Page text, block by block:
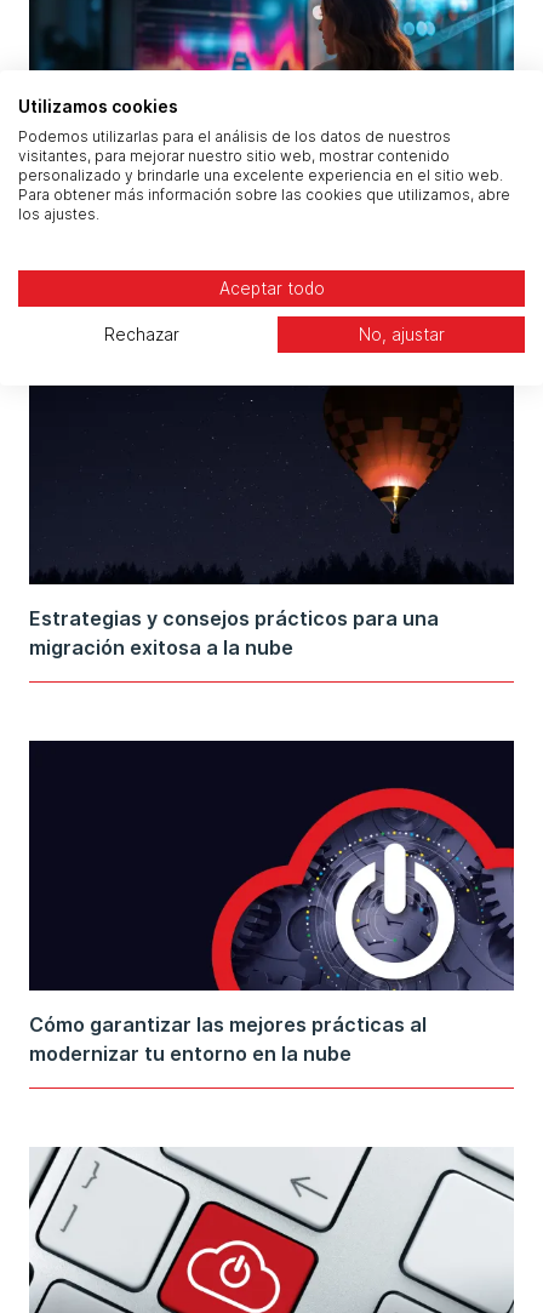
4 pasos esenciales para implementar la IA y hacer
Estrategias y consejos prácticos para una
migración exitosa a la nube
Cómo garantizar las mejores prácticas al
modernizar tu entorno en la nube
Utilizamos cookies
Podemos utilizarlas para el análisis de los datos de nuestros
visitantes, para mejorar nuestro sitio web, mostrar contenido
personalizado y brindarle una excelente experiencia en el sitio web.
Para obtener más información sobre las cookies que utilizamos, abre
los ajustes.
Aceptar todo
Rechazar No, ajustar